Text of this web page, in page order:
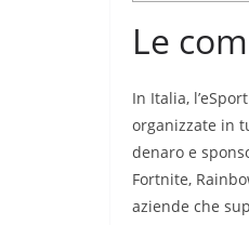
Le
In Italia,
organizzate in
denaro e
Fortnite,
aziende che